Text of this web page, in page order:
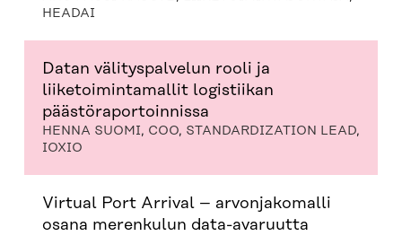
HEADAI
Datan välityspalvelun rooli ja
liiketoimintamallit logistiikan
päästöraportoinnissa
HENNA SUOMI, COO, STANDARDIZATION LEAD,
IOXIO
Virtual Port Arrival – arvonjakomalli
osana merenkulun data-avaruutta